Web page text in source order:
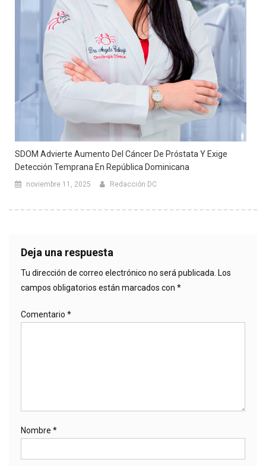
SDOM Advierte Aumento Del Cáncer De Próstata Y Exige
Detección Temprana En República Dominicana
noviembre 11, 2025 Redacción DC
Deja una respuesta
Tu dirección de correo electrónico no será publicada. Los
campos obligatorios están marcados con *
Comentario *
Nombre *